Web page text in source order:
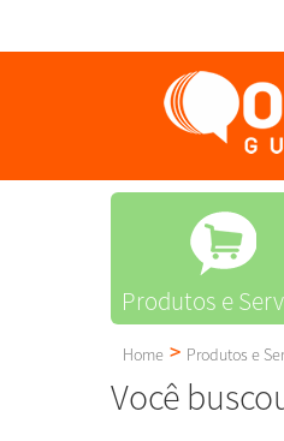
Produtos e
Home Produtos e
Você